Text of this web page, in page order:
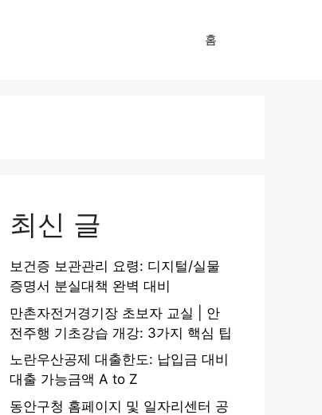
홈
최신 글
보건증 보관관리 요령: 디지털/실물
증명서 분실대책 완벽 대비
만촌자전거경기장 초보자 교실 | 안
전주행 기초강습 개강: 3가지 핵심 팁
노란우산공제 대출한도: 납입금 대비
대출 가능금액 A to Z
동안구청 홈페이지 및 일자리센터 공